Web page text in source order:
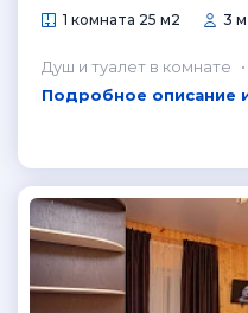
1 комната 25 м2 3
Душ и туалет в комнате
Подробное описание